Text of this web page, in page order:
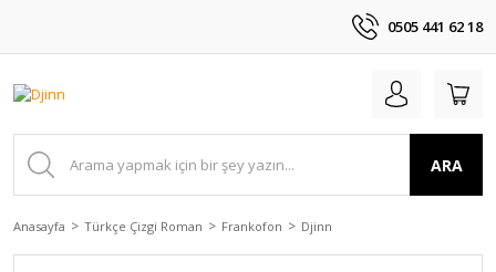
0505 441 62 18
ARA
Anasayfa Türkçe Çizgi Roman Frankofon Djinn